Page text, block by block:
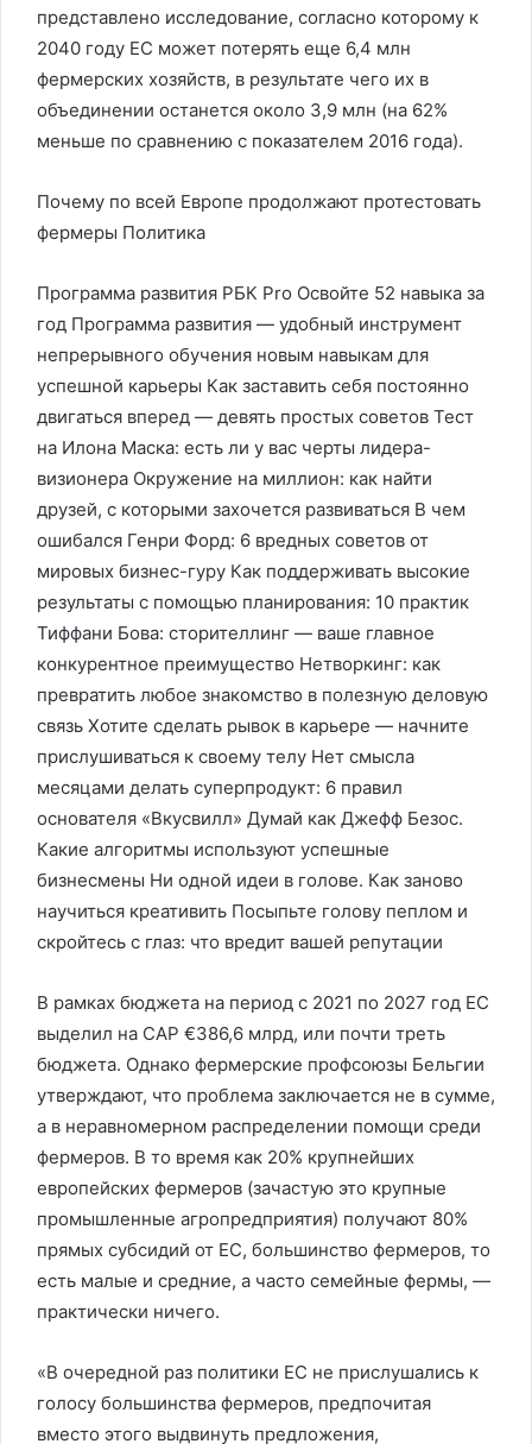
представлено исследование, согласно которому к
2040 году ЕС может потерять еще 6,4 млн
фермерских хозяйств, в результате чего их в
объединении останется около 3,9 млн (на 62%
меньше по сравнению с показателем 2016 года).
Почему по всей Европе продолжают протестовать
фермеры Политика
Программа развития РБК Pro Освойте 52 навыка за
год Программа развития — удобный инструмент
непрерывного обучения новым навыкам для
успешной карьеры Как заставить себя постоянно
двигаться вперед — девять простых советов Тест
на Илона Маска: есть ли у вас черты лидера-
визионера Окружение на миллион: как найти
друзей, с которыми захочется развиваться В чем
ошибался Генри Форд: 6 вредных советов от
мировых бизнес-гуру Как поддерживать высокие
результаты с помощью планирования: 10 практик
Тиффани Бова: сторителлинг — ваше главное
конкурентное преимущество Нетворкинг: как
превратить любое знакомство в полезную деловую
связь Хотите сделать рывок в карьере — начните
прислушиваться к своему телу Нет смысла
месяцами делать суперпродукт: 6 правил
основателя «Вкусвилл» Думай как Джефф Безос.
Какие алгоритмы используют успешные
бизнесмены Ни одной идеи в голове. Как заново
научиться креативить Посыпьте голову пеплом и
скройтесь с глаз: что вредит вашей репутации
В рамках бюджета на период с 2021 по 2027 год ЕС
выделил на CAP €386,6 млрд, или почти треть
бюджета. Однако фермерские профсоюзы Бельгии
утверждают, что проблема заключается не в сумме,
а в неравномерном распределении помощи среди
фермеров. В то время как 20% крупнейших
европейских фермеров (зачастую это крупные
промышленные агропредприятия) получают 80%
прямых субсидий от ЕС, большинство фермеров, то
есть малые и средние, а часто семейные фермы, —
практически ничего.
«В очередной раз политики ЕС не прислушались к
голосу большинства фермеров, предпочитая
вместо этого выдвинуть предложения,